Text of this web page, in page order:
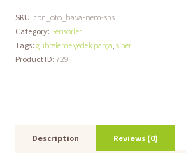
SKU:cbn_oto_hava-nem-sns
Category: Sensörler
Tags:gübreleme yedek parça ,siper
Product ID:729
Description Reviews (0)